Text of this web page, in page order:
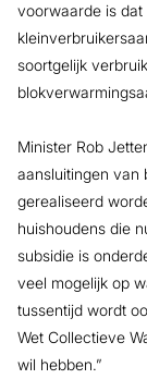
voorwaarde is
soortgelijk
Minister Rob
aansluitingen van
gerealiseerd
huishoudens die
subsidie is
veel mogelijk op
tussentijd wordt
Wet Collectieve
wil hebben.”